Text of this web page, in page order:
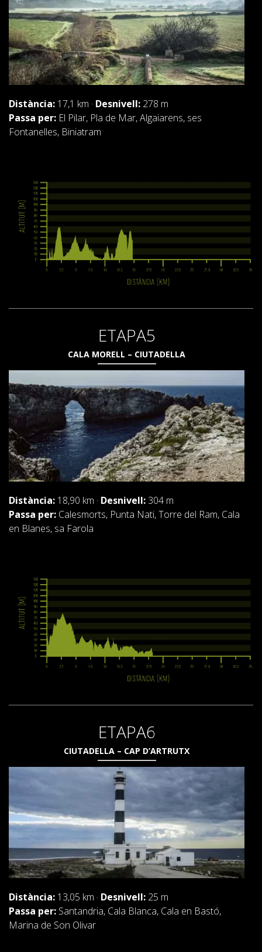
Distància: 17,1 km · Desnivell: 278 m
Passa per: El Pilar, Pla de Mar, Algaiarens, ses
Fontanelles, Biniatram
ETAPA5
CALA MORELL – CIUTADELLA
Distància: 18,90 km · Desnivell: 304 m
Passa per: Calesmorts, Punta Nati, Torre del Ram, Cala
en Blanes, sa Farola
ETAPA6
CIUTADELLA – CAP D’ARTRUTX
Distància: 13,05 km · Desnivell: 25 m
Passa per: Santandria, Cala Blanca, Cala en Bastó,
Marina de Son Olivar